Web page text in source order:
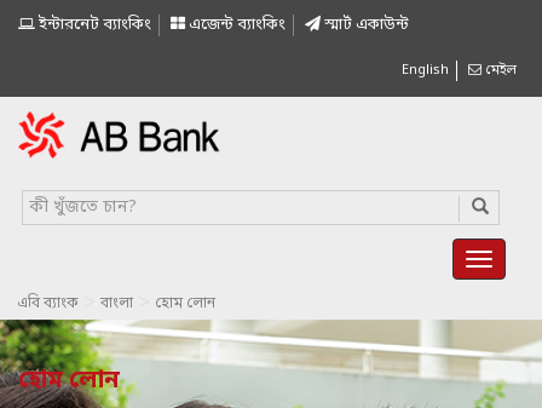
ইন্টারনেট ব্যাংকিং এজেন্ট ব্যাংকিং স্মাৰ্ট একাউন্ট
English মেইল
এবি ব্যাংক বাংলা হোম লোন
হোম লোন